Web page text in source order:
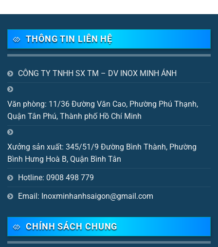
THÔNG TIN LIÊN HỆ
CÔNG TY TNHH SX TM – DV INOX MINH ÁNH
Văn phòng: 11/36 Đường Văn Cao, Phường Phú Thạnh,
Quận Tân Phú, Thành phố Hồ Chí Minh
Xưởng sản xuất: 345/51/9 Đường Bình Thành, Phường
Bình Hưng Hoà B, Quận Bình Tân
Hotline: 0908 498 779
Email: Inoxminhanhsaigon@gmail.com
CHÍNH SÁCH CHUNG